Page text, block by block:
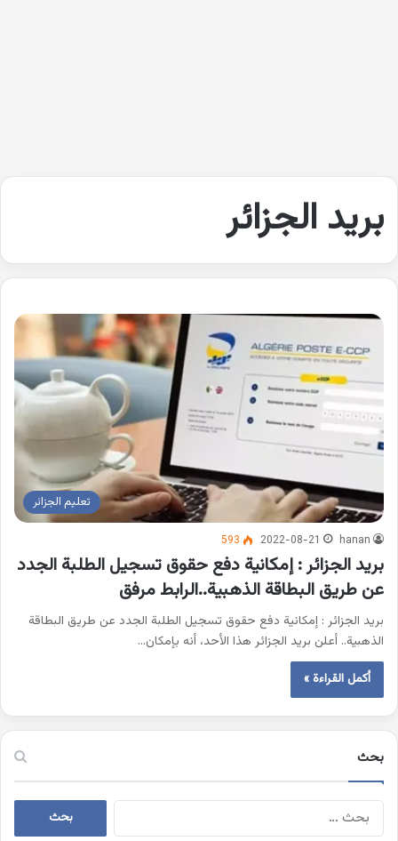
بريد الجزائر
تعليم الجزائر
hanan
2022-08-21
593
بريد الجزائر : إمكانية دفع حقوق تسجيل الطلبة الجدد
عن طريق البطاقة الذهبية..الرابط مرفق
بريد الجزائر : إمكانية دفع حقوق تسجيل الطلبة الجدد عن طريق البطاقة
الذهبية.. أعلن بريد الجزائر هذا الأحد، أنه بإمكان…
أكمل القراءة »
بحث
البحث